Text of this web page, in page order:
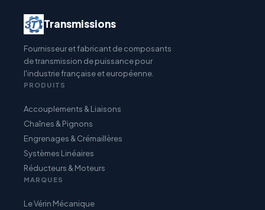
Transmissions
Fournisseur et fabricant de composants
de transmission de puissance pour
l'industrie française et européenne.
PRODUITS
Accouplements & Liaisons
Chaînes & Pignons
Engrenages & Crémaillères
Systèmes Linéaires
Réducteurs & Moteurs
MARQUES
Le Vérin Mécanique